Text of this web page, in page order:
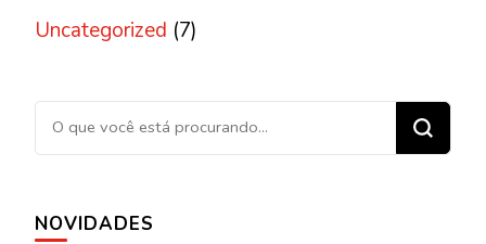
Uncategorized (7)
Procurando algo?
NOVIDADES